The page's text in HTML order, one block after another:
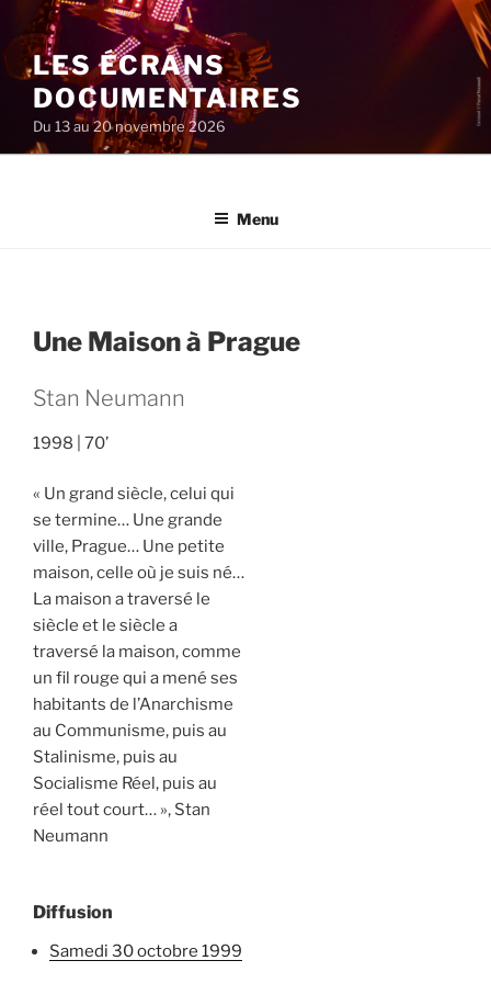
au
contenu
principal
LES ÉCRANS
DOCUMENTAIRES
Du 13 au 20 novembre 2026
Menu
Une Maison à Prague
Stan Neumann
1998 70’
« Un grand siècle, celui qui
se termine… Une grande
ville, Prague… Une petite
maison, celle où je suis né…
La maison a traversé le
siècle et le siècle a
traversé la maison, comme
un fil rouge qui a mené ses
habitants de l’Anarchisme
au Communisme, puis au
Stalinisme, puis au
Socialisme Réel, puis au
réel tout court… », Stan
Neumann
Diffusion
samedi 30 octobre 1999